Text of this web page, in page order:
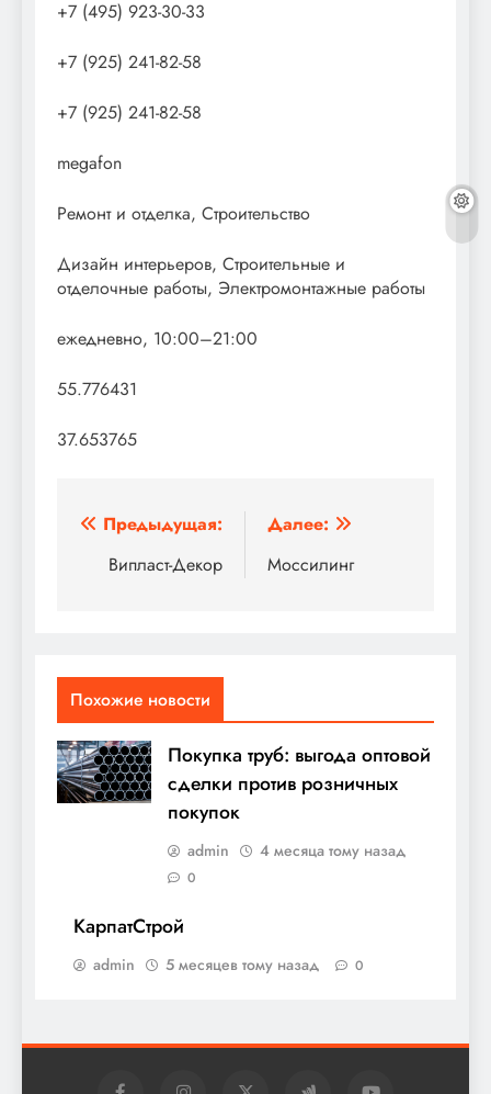
+7 (495) 923-30-33
+7 (925) 241-82-58
+7 (925) 241-82-58
megafon
Ремонт и отделка, Строительство
Дизайн интерьеров, Строительные и
отделочные работы, Электромонтажные работы
ежедневно, 10:00–21:00
55.776431
37.653765
Навигация
Предыдущая:
Випласт-Декор
Далее:
Моссилинг
Похожие новости
Покупка труб: выгода оптовой
сделки против розничных
покупок
admin 4 месяца тому назад
0
КарпатСтрой
admin 5 месяцев тому назад 0